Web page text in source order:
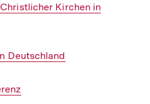
Kirchen in
Deutschland